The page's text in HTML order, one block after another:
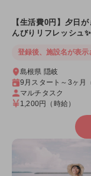
【生活費0円】夕日
んびりリフレッシュ
登録後、施設名が表示
島根県 隠岐
9月スタート～3ヶ月
マルチタスク
1,200円 （時給）